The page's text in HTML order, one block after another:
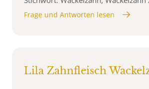
Frage und Antworten lesen
Lila Zahnfleisch